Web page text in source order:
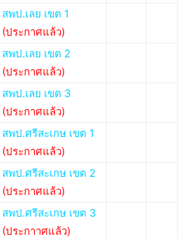
สพป.เลย เขต 1
(ประกาศแล้ว)
สพป.เลย เขต 2
(ประกาศแล้ว)
สพป.เลย เขต 3
(ประกาศแล้ว)
สพป.ศรีสะเกษ เขต 1
(ประกาศแล้ว)
สพป.ศรีสะเกษ เขต 2
(ประกาศแล้ว)
สพป.ศรีสะเกษ เขต 3
(ประกาาศแล้ว)